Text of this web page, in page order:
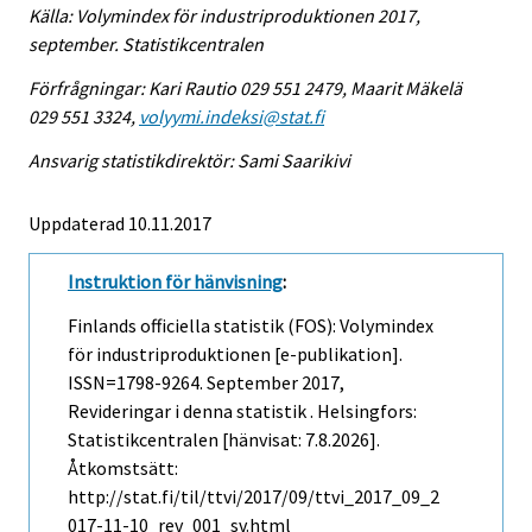
Källa: Volymindex för industriproduktionen 2017,
september. Statistikcentralen
Förfrågningar: Kari Rautio 029 551 2479, Maarit Mäkelä
029 551 3324, volyymi.indeksi@stat.fi
Ansvarig statistikdirektör: Sami Saarikivi
Uppdaterad 10.11.2017
Instruktion för hänvisning:
Finlands officiella statistik (FOS): Volymindex
för industriproduktionen [e-publikation].
ISSN=1798-9264. September 2017,
Revideringar i denna statistik . Helsingfors:
Statistikcentralen [hänvisat: 7.8.2026].
Åtkomstsätt:
http://stat.fi/til/ttvi/2017/09/ttvi_2017_09_2
017-11-10_rev_001_sv.html